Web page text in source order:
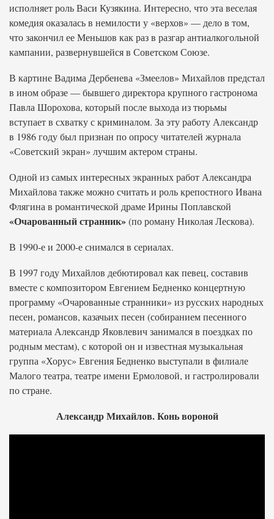
исполняет роль Васи Кузякина. Интересно, что эта веселая
комедия оказалась в немилости у «верхов» — дело в том,
что закончил ее Меньшов как раз в разгар антиалкогольной
кампании, развернувшейся в Советском Союзе.
В картине Вадима Дербенева «Змеелов» Михайлов предстал
в ином образе — бывшего директора крупного гастронома
Павла Шорохова, который после выхода из тюрьмы
вступает в схватку с криминалом. За эту работу Александр
в 1986 году был признан по опросу читателей журнала
«Советский экран» лучшим актером страны.
Одной из самых интересных экранных работ Александра
Михайлова также можно считать и роль крепостного Ивана
Флягина в романтической драме Ирины Поплавской
«Очарованный странник»(по роману Николая Лескова).
В 1990-е и 2000-е снимался в сериалах.
В 1997 году Михайлов дебютировал как певец, составив
вместе с композитором Евгением Бедненко концертную
программу «Очарованные странники» из русских народных
песен, романсов, казачьих песен (собиранием песенного
материала Александр Яковлевич занимался в поездках по
родным местам), с которой он и известная музыкальная
группа «Хорус» Евгения Бедненко выступали в филиале
Малого театра, театре имени Ермоловой, и гастролировали
по стране.
Александр Михайлов. Конь вороной